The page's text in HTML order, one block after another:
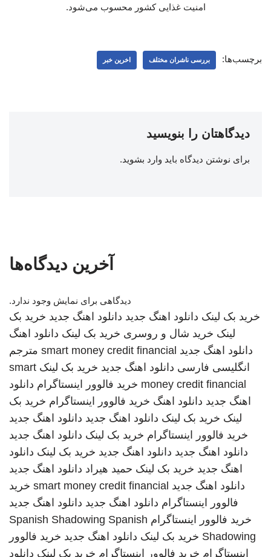
امنیت غذایی کشور محسوب می‌شود.
برچسب‌ها: بررسی ناشران مختلف اخرین خبر
دیدگاهتان را بنویسید
برای نوشتن دیدگاه باید وارد بشوید.
آخرین دیدگاه‌ها
دیدگاهی برای نمایش وجود ندارد.
خرید بک لینک دانلود اهنگ جدید دانلود اهنگ جدید خرید بک
لینک خرید شال و روسری خرید بک لینک دانلود اهنگ
دانلود اهنگ جدید smart money credit financial مترجم
انگلیسی فارسی دانلود اهنگ جدید خرید بک لینک smart
money credit financial خرید فالوور اینستاگرام دانلود
اهنگ جدید دانلود اهنگ خرید فالوور اینستاگرام خرید بک
لینک خرید بک لینک دانلود اهنگ جدید دانلود اهنگ جدید
خرید فالوور اینستاگرام خرید بک لینک دانلود اهنگ جدید
دانلود اهنگ جدید دانلود اهنگ جدید خرید بک لینک دانلود
اهنگ جدید خرید بک لینک حمید هیراد دانلود اهنگ جدید
دانلود اهنگ جدید smart money credit financial خرید
فالوور اینستاگرام دانلود اهنگ جدید دانلود اهنگ جدید
خرید فالوور اینستاگرام
Spanish Shadowing Spanish
Shadowing خرید بک لینک دانلود اهنگ جدید خرید فالوور
اینستاگرام خرید فالوور اینستاگرام خرید بک لینک دانلود